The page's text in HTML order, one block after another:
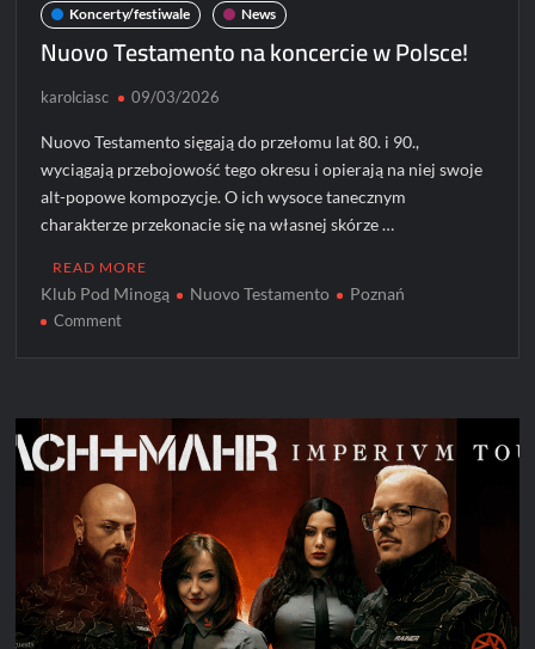
Koncerty/festiwale News
Nuovo Testamento na koncercie w Polsce!
karolciasc 09/03/2026
Nuovo Testamento sięgają do przełomu lat 80. i 90.,
wyciągają przebojowość tego okresu i opierają na niej swoje
alt-popowe kompozycje. O ich wysoce tanecznym
charakterze przekonacie się na własnej skórze …
READ MORE
Klub Pod Minogą Nuovo Testamento Poznań
Commenton
koncercie
w
Polsce!